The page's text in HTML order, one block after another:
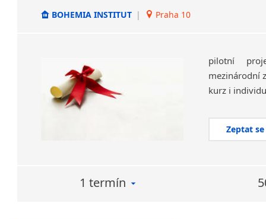
BOHEMIA INSTITUT | Praha 10
pilotní
mezinárodní
kurz i
Zeptat
1 termín